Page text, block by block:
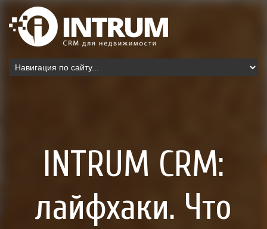
INTRUM CRM:
лайфхаки. Что